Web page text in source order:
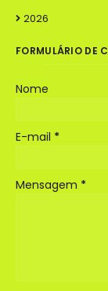
2026
FORMULÁRIO DE
Nome
E-mail *
Mensagem *